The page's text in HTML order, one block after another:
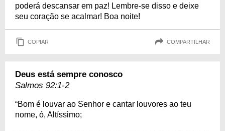
poderá descansar em paz! Lembre-se disso e deixe
seu coração se acalmar! Boa noite!
COPIAR COMPARTILHAR
Deus está sempre conosco
Salmos 92:1-2
“Bom é louvar ao Senhor e cantar louvores ao teu
nome, ó, Altíssimo;